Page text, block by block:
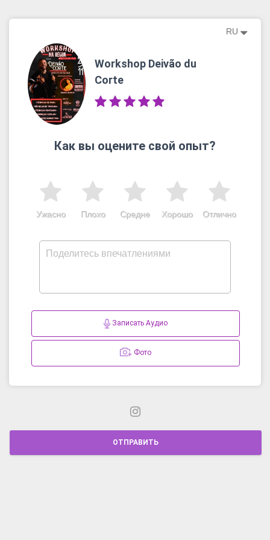
RU
Workshop Deivão du
Corte
Как вы оцените свой опыт?
Отлично
Хорошо
Средне
Плохо
Ужасно
Записать Аудио
Фото
ОТПРАВИТЬ